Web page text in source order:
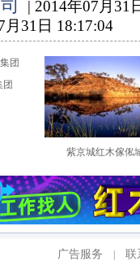
| 2014年07月31
月31日 18:17:04
团
紫京城红木傢俬
广告服务 联